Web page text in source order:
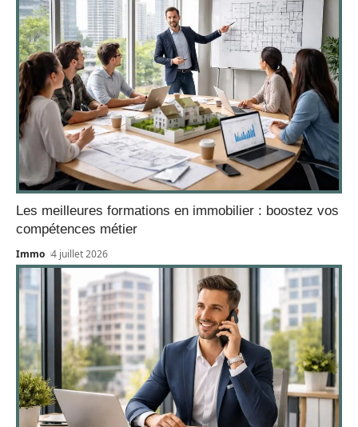
Les meilleures formations en immobilier : boostez vos
compétences métier
Immo 4 juillet 2026